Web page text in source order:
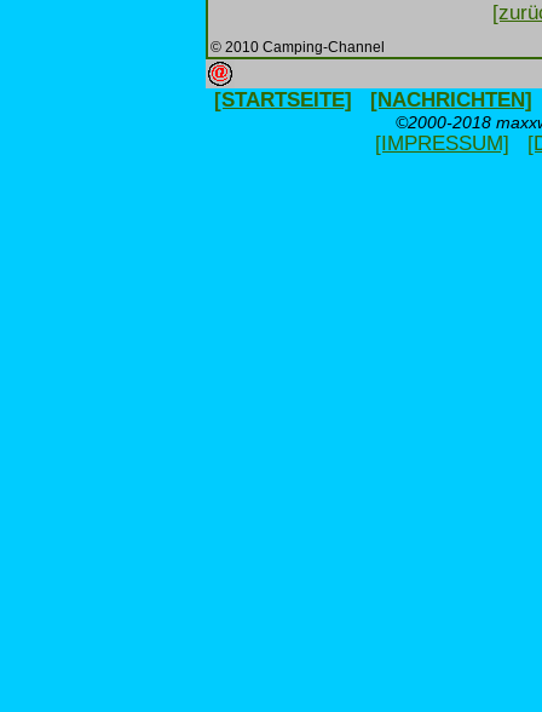
© 2010 Camping-Channel
[STARTSEITE] [NACHRICHTEN]
©2000-2018
[IMPRESSUM]